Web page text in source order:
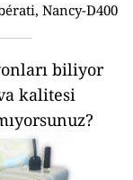
Nancy-D400
biliyor
kalitesi